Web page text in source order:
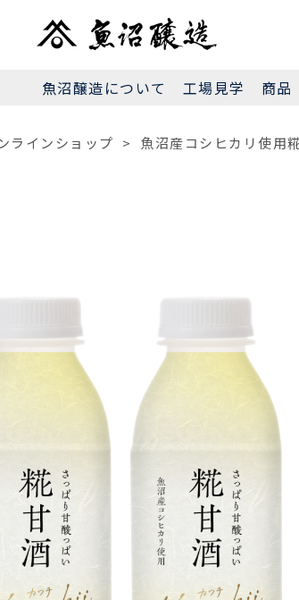
魚沼醸造について 工場見学 商品
ラインショップ > 魚沼産コシヒカリ使用